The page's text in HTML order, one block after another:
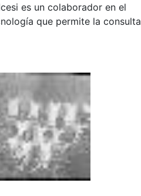
es un colaborador en el
que permite la consulta